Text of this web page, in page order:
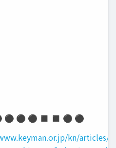
⚫ ⚫ ⚫ ◼ ◼ ⚫ ⚫
kn/articles/